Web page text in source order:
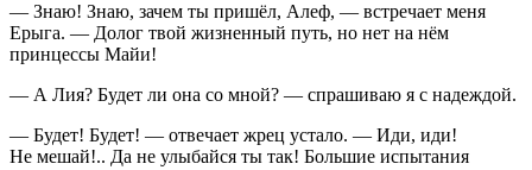
— Знаю! Знаю, зачем ты пришёл, Алеф, — встречает меня
Ерыга. — Долог твой жизненный путь, но нет на нём
принцессы Майи!
— А Лия? Будет ли она со мной? — спрашиваю я с надеждой.
— Будет! Будет! — отвечает жрец устало. — Иди, иди!
Не мешай!.. Да не улыбайся ты так! Большие испытания